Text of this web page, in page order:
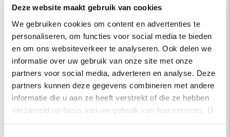
Deze website maakt gebruik van cookies
We gebruiken cookies om content en advertenties te
personaliseren, om functies voor social media te bieden
en om ons websiteverkeer te analyseren. Ook delen we
informatie over uw gebruik van onze site met onze
partners voor social media, adverteren en analyse. Deze
partners kunnen deze gegevens combineren met andere
informatie die u aan ze heeft verstrekt of die ze hebben
verzameld op basis van uw gebruik van hun services. U
Zitdiepte: 44 cm
Zithoogte: 51 cm
Stof
Element stof is een velours stofsoort met een zachte
uitstraling. Door de velours stof krijgt de bank een zeer
opvallende en rijke uitstraling. De Element stof is geschikt
voor zowel een modern als een klassiek interieur.
Samenstelling:
100% PES (polyester)
Soort
Eetkamerbanken
Vorm
Serie
Hengelo
Kleur
Roze licht
Materiaal
Zitbreedte
200 cm
Zitdiepte
44 cm